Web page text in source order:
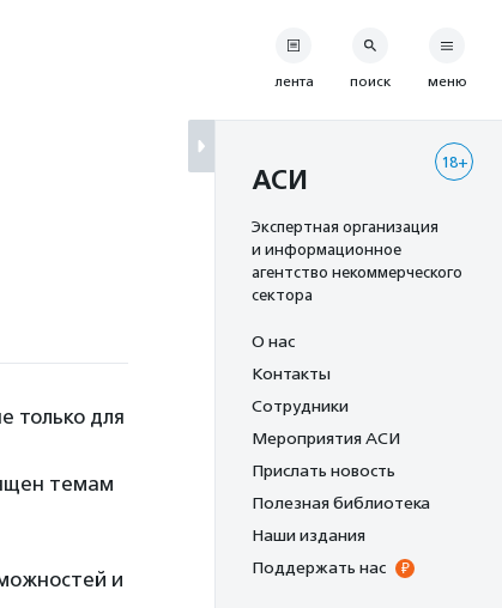
только для
темам
и
лента поиск меню
18+
АСИ
Экспертная организация
и информационное
агентство некоммерческого
сектора
О нас
Контакты
Сотрудники
Мероприятия АСИ
Прислать новость
Полезная библиотека
Наши издания
Поддержать нас